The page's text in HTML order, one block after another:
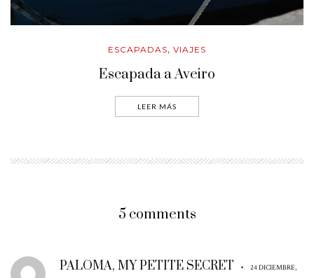
ESCAPADAS, VIAJES
Escapada a Aveiro
LEER MÁS
5 comments
PALOMA, MY PETITE SECRET • 24 DICIEMBRE,